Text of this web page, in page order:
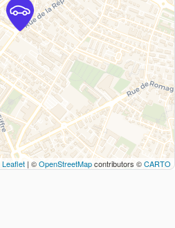
Leaflet | ©OpenStreetMapcontributors ©CARTO